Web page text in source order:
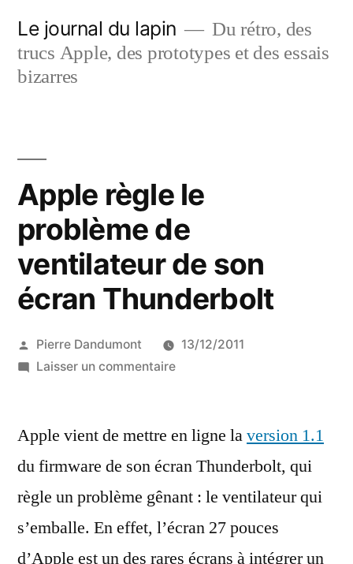
contenu
Le journal du lapin
Du rétro, des
trucs Apple, des prototypes et des essais
bizarres
Apple règle le
problème de
ventilateur de son
écran Thunderbolt
Publié
par
Pierre Dandumont
13/12/2011
Laisser un commentairesur
le
de
ventilateur
Apple vient de mettre en ligne laversion 1.1
du firmware de son écran Thunderbolt, qui
règle un problème gênant : le ventilateur qui
s’emballe. En effet, l’écran 27 pouces
d’Apple est un des rares écrans à intégrer un